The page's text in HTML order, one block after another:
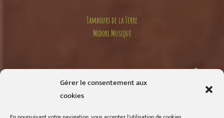
Gérer le consentement aux
cookies
Tambours de la Terre
Midori Musique
Compte